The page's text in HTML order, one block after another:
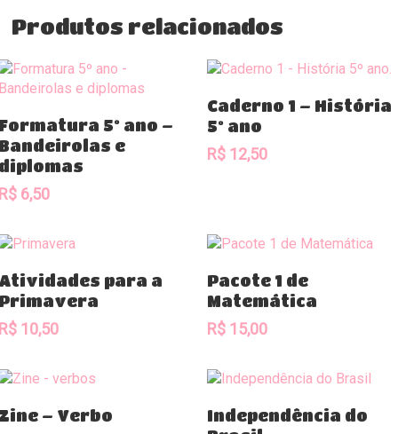
Produtos relacionados
Comprar
5º ano –
e
6,50
Comprar
Caderno 1 – História
5º ano
R$ 12,50
Comprarpara a
10,50
Comprar
Pacote 1 de
Matemática
R$ 15,00
Comprar
– Verbo Comprar
Independência do